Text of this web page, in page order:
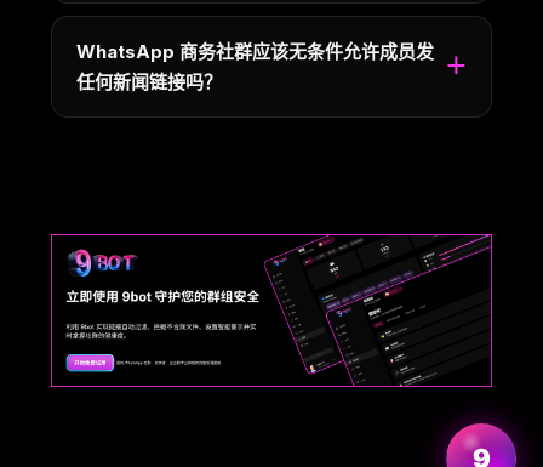
WhatsApp 商务社群应该无条件允许成员发
任何新闻链接吗？
9